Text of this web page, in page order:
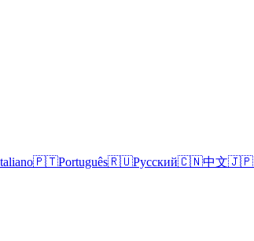
🇵🇹Português🇷🇺Русский🇨🇳中文🇯🇵